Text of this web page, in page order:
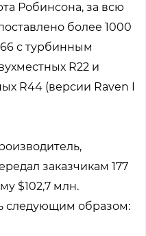
Робинсона, за всю
более 1000
с турбинным
R22 и
R44 (версии Raven I
заказчикам 177
$102,7 млн.
следующим образом: